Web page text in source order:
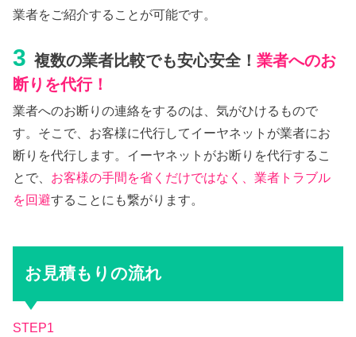
業者をご紹介することが可能です。
3 複数の業者比較でも安心安全！業者へのお
断りを代行！
業者へのお断りの連絡をするのは、気がひけるもので
す。そこで、お客様に代行してイーヤネットが業者にお
断りを代行します。イーヤネットがお断りを代行するこ
とで、 お客様の手間を省くだけではなく、業者トラブル
を回避することにも繋がります。
お見積もりの流れ
STEP1